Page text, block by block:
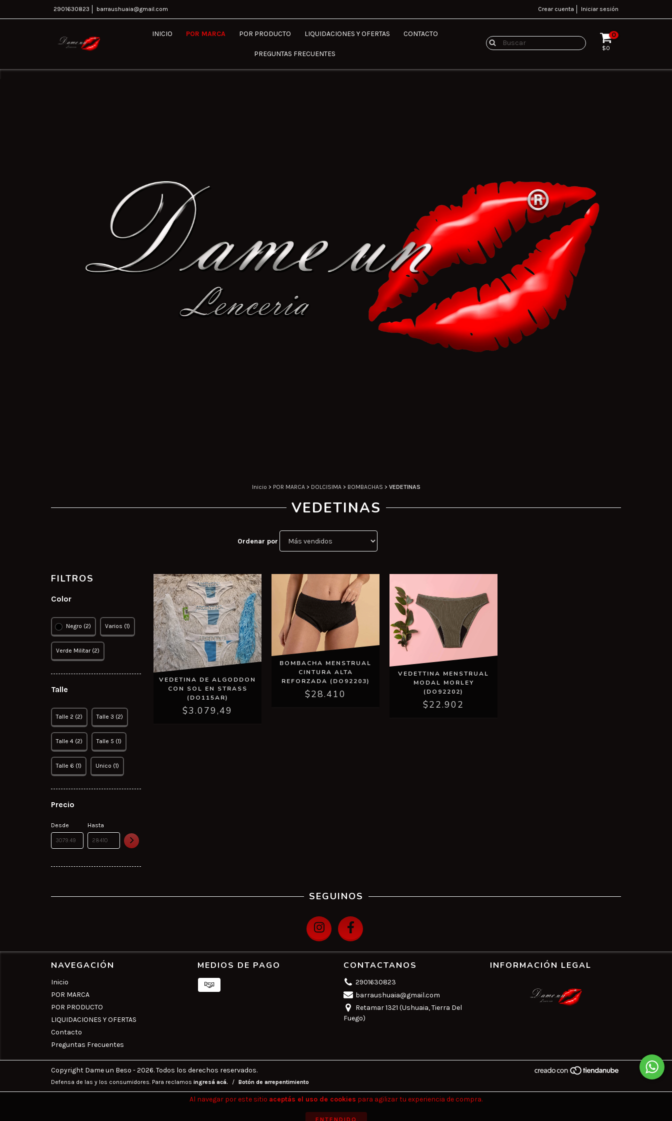
Al navegar por este sitio aceptás el uso de cookies para agilizar tu experiencia de compra.
ENTENDIDO
2901630823 barraushuaia@gmail.com Crear cuenta Iniciar sesión
INICIO POR MARCA POR PRODUCTO LIQUIDACIONES Y OFERTAS CONTACTO
PREGUNTAS FRECUENTES
0
$0
Inicio > POR MARCA > DOLCISIMA > BOMBACHAS > VEDETINAS
VEDETINAS
Ordenar por
FILTROS
Color
Negro (2) Varios (1)
Verde Militar (2)
Talle
Talle 2 (2) Talle 3 (2)
Talle 4 (2) Talle 5 (1)
Talle 6 (1) Unico (1)
Precio
Desde Hasta
VEDETINA DE ALGODDON
CON SOL EN STRASS
(DO115AR)
$3.079,49
BOMBACHA MENSTRUAL
CINTURA ALTA
REFORZADA (DO92203)
$28.410
VEDETTINA MENSTRUAL
MODAL MORLEY
(DO92202)
$22.902
SEGUINOS
NAVEGACIÓN
Inicio
POR MARCA
POR PRODUCTO
LIQUIDACIONES Y OFERTAS
Contacto
Preguntas Frecuentes
MEDIOS DE PAGO CONTACTANOS
2901630823
barraushuaia@gmail.com
Retamar 1321 (Ushuaia, Tierra Del
Fuego)
INFORMACIÓN LEGAL
Copyright Dame un Beso - 2026. Todos los derechos reservados.
Defensa de las y los consumidores. Para reclamos ingresá acá. / Botón de arrepentimiento